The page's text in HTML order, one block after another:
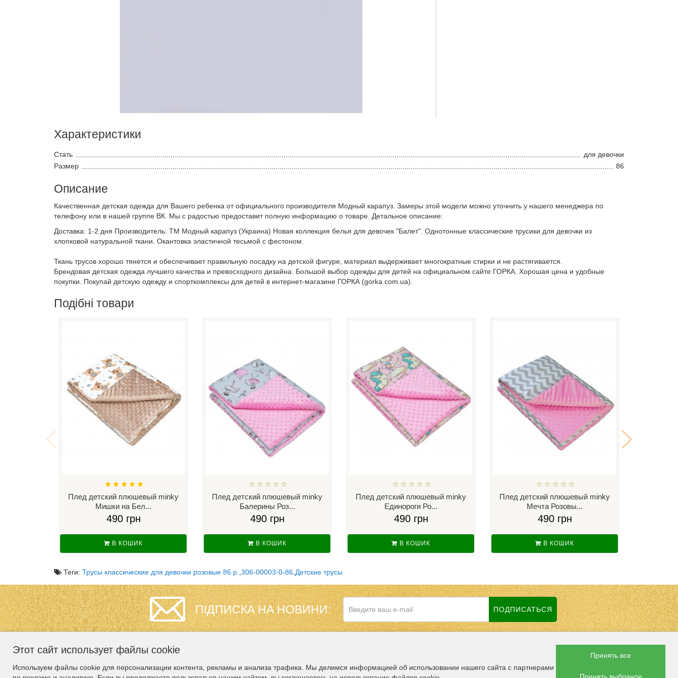
Характеристики
Стать
для девочки
Размер
86
Описание
Качественная детская одежда для Вашего ребенка от официального производителя Модный карапуз. Замеры этой модели можно уточнить у нашего менеджера по
телефону или в нашей группе ВК. Мы с радостью предоставит полную информацию о товаре. Детальное описание:
Доставка: 1-2 дня Производитель: ТМ Модный карапуз (Украина) Новая коллекция белья для девочек "Балет". Однотонные классические трусики для девочки из
хлопковой натуральной ткани. Окантовка эластичной тесьмой с фестоном.
Ткань трусов хорошо тянется и обеспечивает правильную посадку на детской фигуре, материал выдерживает многократные стирки и не растягивается.
Брендовая детская одежда лучшего качества и превосходного дизайна. Большой выбор одежды для детей на официальном сайте ГОРКА. Хорошая цена и удобные
покупки. Покупай детскую одежду и спорткомплексы для детей в интернет-магазине ГОРКА (gorka.com.ua).
Подібні товари
Плед детский плюшевый minky
Мишки на Бел...
490 грн
В КОШИК
Плед детский плюшевый minky
Балерины Роз...
490 грн
В КОШИК
Плед детский плюшевый minky
Единороги Ро...
490 грн
В КОШИК
Плед детский плюшевый minky
Мечта Розовы...
490 грн
В КОШИК
Теги: Трусы классические для девочки розовые 86 р. 306-00003-0-86 Детские трусы
ПІДПИСКА НА НОВИНИ: ПОДПИСАТЬСЯ
ПОДДЕРЖКИ
Этот сайт использует файлы cookie
Используем файлы cookie для персонализации контента, рекламы и анализа трафика. Мы делимся информацией об использовании нашего сайта с партнерами
Принять все